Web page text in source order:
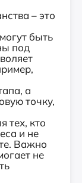
– это
быть
под
а
точку,
тех, кто
и не
Важно
не